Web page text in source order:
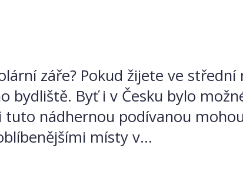
záře? Pokud žijete ve střední
bydliště. Byť i v Česku bylo
tuto nádhernou podívanou
místy v...